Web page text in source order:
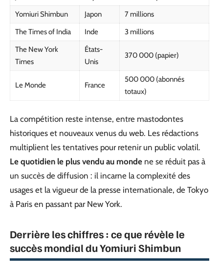
Yomiuri Shimbun
Japon
7 millions
The Times of India
Inde
3 millions
The New York
Times
États-
Unis
370 000 (papier)
Le Monde France
500 000 (abonnés
totaux)
La compétition reste intense, entre mastodontes
historiques et nouveaux venus du web. Les rédactions
multiplient les tentatives pour retenir un public volatil.
Le quotidien le plus vendu au monde ne se réduit pas à
un succès de diffusion : il incarne la complexité des
usages et la vigueur de la presse internationale, de Tokyo
à Paris en passant par New York.
Derrière les chiffres : ce que révèle le
succès mondial du Yomiuri Shimbun